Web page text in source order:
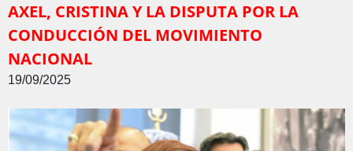
AXEL, CRISTINA Y LA DISPUTA POR LA
CONDUCCIÓN DEL MOVIMIENTO
NACIONAL
19/09/2025